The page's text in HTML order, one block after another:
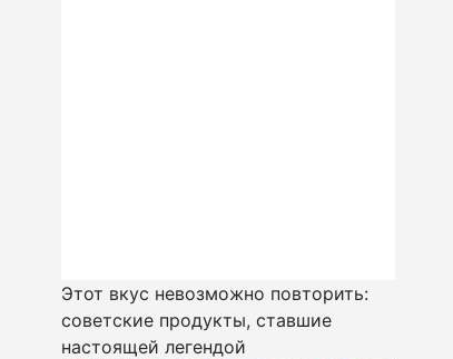
Этот вкус невозможно повторить:
советские продукты, ставшие
настоящей легендой